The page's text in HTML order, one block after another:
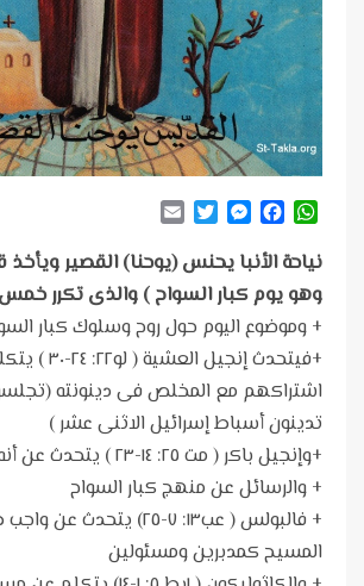
WhatsApp
Facebook
Messenger
Twitter
وهو يوم كبار السواح ) والذى تكرر
+ وموضوع اليوم حول روح وسلوك كبار
+فيتحدث إنجيل
اشتراكهم مع المخلص فى دينونته
تدينون أسباط إسرائيل الاثنى عشر )
+وإنجيل باكر ( مت ٢٥: ١٤-٢٣ ) يتحدث عن أنه هو ميراثهم
+ والرسائل عن منهج كبار السواح
+ فالبولس ( عب١٣: ٧-٢٥)
المسيح كمدبرين ومسئولين